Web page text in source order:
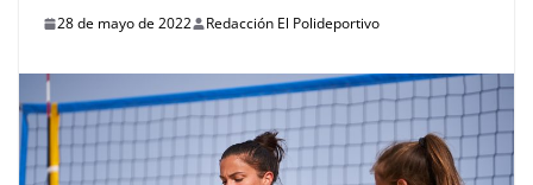
28 de mayo de 2022 Redacción El Polideportivo